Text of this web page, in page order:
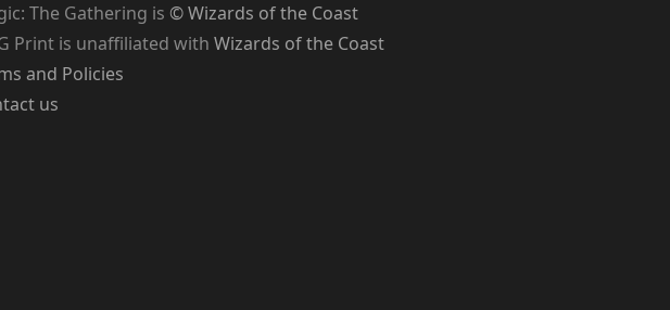
The Gathering is © Wizards of the Coast
Print is unaffiliated with Wizards of the Coast
and Policies
us